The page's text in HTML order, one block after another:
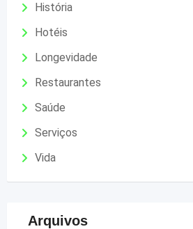
História
Hotéis
Longevidade
Restaurantes
Saúde
Serviços
Vida
Arquivos